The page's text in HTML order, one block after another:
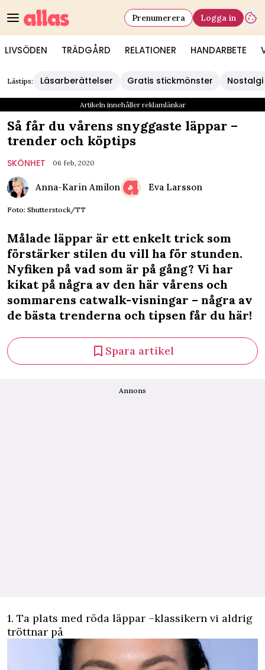
LIVSÖDEN TRÄDGÅRD RELATIONER HANDARBETE
Prenumerera Logga in
Lästips: Läsarberättelser Gratis stickmönster Nostalgi
Artikeln innehåller reklamlänkar
Så får du vårens snyggaste läppar –
trender och köptips
SKÖNHET 06 feb, 2020
Anna-Karin Amilon Eva Larsson
Foto: Shutterstock/TT
Målade läppar är ett enkelt trick som
förstärker stilen du vill ha för stunden.
Nyfiken på vad som är på gång? Vi har
kikat på några av den här vårens och
sommarens catwalk-visningar – några av
de bästa trenderna och tipsen får du här!
Spara artikel
Annons
1. Ta plats med röda läppar –klassikern vi aldrig
tröttnar på